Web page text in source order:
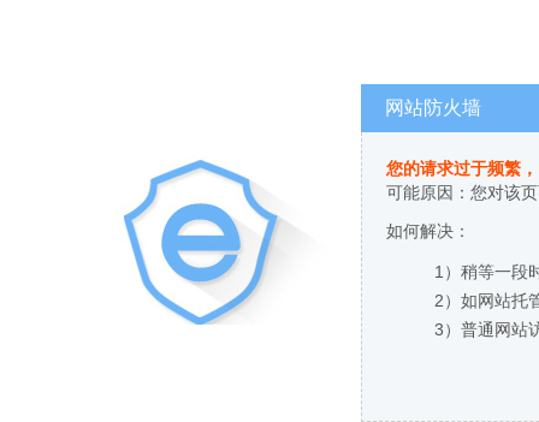
网站防火墙
您的请求过于频繁
可能原因：您对该
如何解决：
1）稍等一段
2）如网站托
3）普通网站